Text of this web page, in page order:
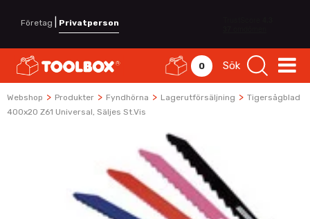
Företag Privatperson
0 Sök
Webshop > Produkter > Fyndhörna > Lagerutförsäljning > Tigersågblad
400x20 Z61 Universal, Säljes St.vis